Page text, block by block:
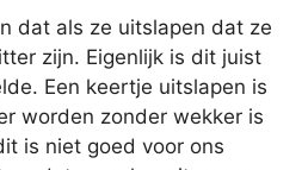
dat als ze uitslapen dat ze
zijn. Eigenlijk is dit juist
Een keertje uitslapen is
worden zonder wekker is
is niet goed voor ons